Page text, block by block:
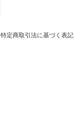
特定商取引法に基づく表記